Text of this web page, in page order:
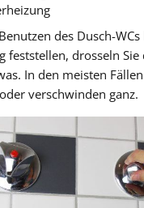
des Dusch-
feststellen, drosseln Sie
In den meisten
verschwinden ganz.